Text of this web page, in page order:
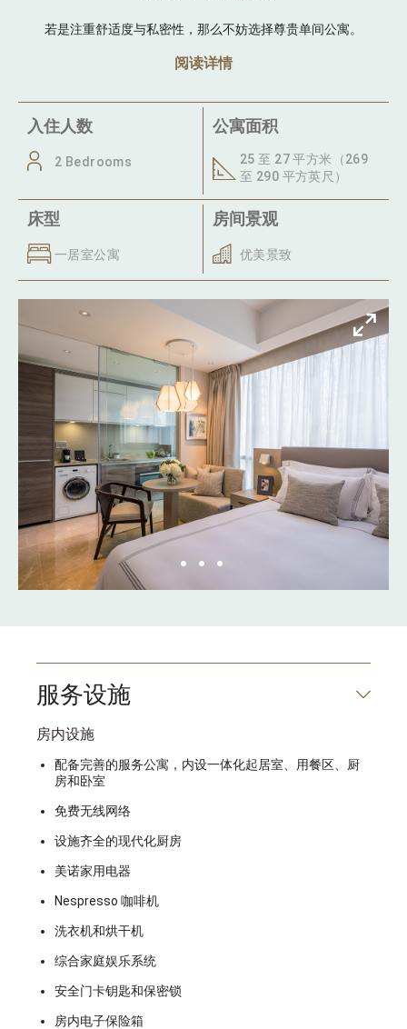
若是注重舒适度与私密性，那么不妨选择尊贵单间公寓。
阅读详情
入住人数
2 Bedrooms
公寓面积
25 至 27 平方米（269
至 290 平方英尺）
床型
一居室公寓
房间景观
优美景致
服务设施
房内设施
配备完善的服务公寓，内设一体化起居室、用餐区、厨
房和卧室
免费无线网络
设施齐全的现代化厨房
美诺家用电器
Nespresso 咖啡机
洗衣机和烘干机
综合家庭娱乐系统
安全门卡钥匙和保密锁
房内电子保险箱